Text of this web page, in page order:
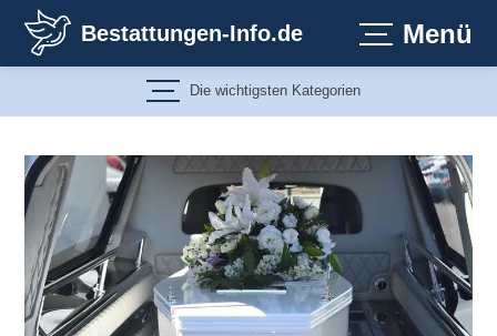
Inhalt
springen
Bestattungen-Info.de Menü
Die wichtigsten Kategorien